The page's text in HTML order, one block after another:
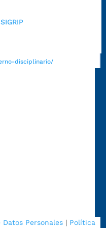
disciplinario/
Personales| Política